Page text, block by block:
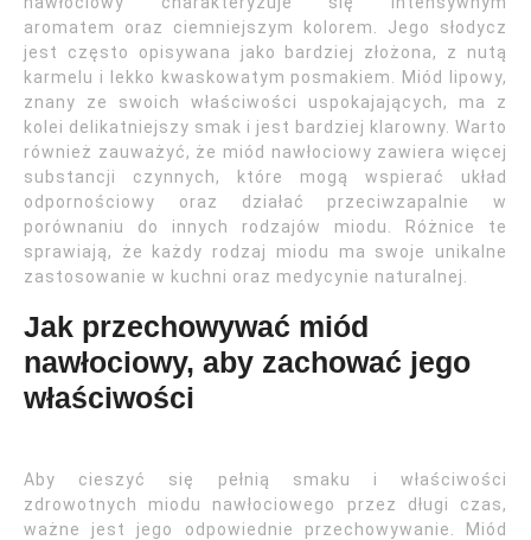
aromatem oraz ciemniejszym kolorem. Jego słodycz
jest często opisywana jako bardziej złożona, z nutą
karmelu i lekko kwaskowatym posmakiem. Miód lipowy,
znany ze swoich właściwości uspokajających, ma z
kolei delikatniejszy smak i jest bardziej klarowny. Warto
również zauważyć, że miód nawłociowy zawiera więcej
substancji czynnych, które mogą wspierać układ
odpornościowy oraz działać przeciwzapalnie w
porównaniu do innych rodzajów miodu. Różnice te
sprawiają, że każdy rodzaj miodu ma swoje unikalne
zastosowanie w kuchni oraz medycynie naturalnej.
Jak przechowywać miód
nawłociowy, aby zachować jego
właściwości
Aby cieszyć się pełnią smaku i właściwości
zdrowotnych miodu nawłociowego przez długi czas,
ważne jest jego odpowiednie przechowywanie. Miód